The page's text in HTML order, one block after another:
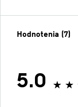
Hodnotenia (7)
5.0